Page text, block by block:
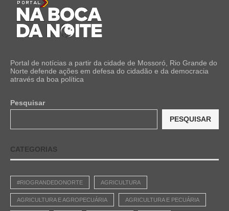
Portal de notícias a partir da cidade de Mossoró, Rio Grande do
Norte defende ações em defesa do cidadão e da democracia
através da boa política
Pesquisar
PESQUISAR
CATEGORIAS
#RIOGRANDEDONORTE AGRICULTURA
AGRICULTURA E AGROPECUÁRIA AGRICULTURA E PECUÁRIA